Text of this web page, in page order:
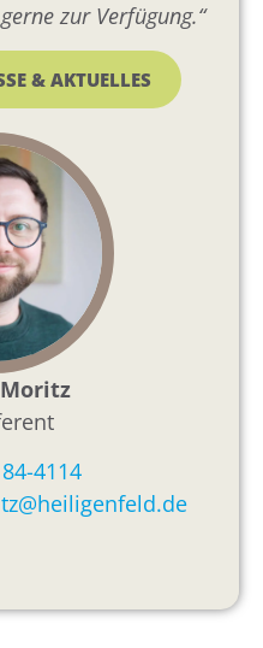
zur Verfügung.“
& AKTUELLES
4114